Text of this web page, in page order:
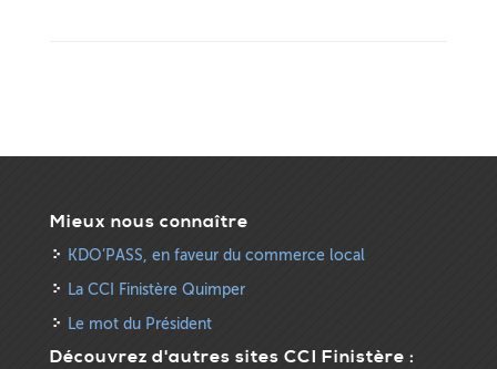
Mieux nous connaître
KDO’PASS, en faveur du commerce local
La CCI Finistère Quimper
Le mot du Président
Découvrez d'autres sites CCI Finistère :